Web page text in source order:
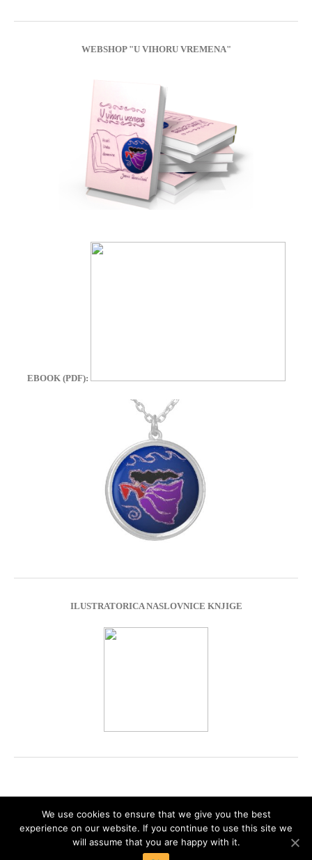
WEBSHOP "U VIHORU VREMENA"
EBOOK (PDF):
ILUSTRATORICA NASLOVNICE KNJIGE
Impressum Privacy Policy
We use cookies to ensure that we give you the best
experience on our website. If you continue to use this site we
will assume that you are happy with it.